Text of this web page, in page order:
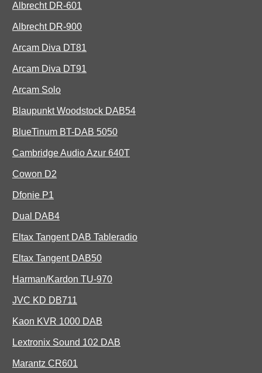
Albrecht DR-601
Albrecht DR-900
Arcam Diva DT81
Arcam Diva DT91
Arcam Solo
Blaupunkt Woodstock DAB54
BlueTinum BT-DAB 5050
Cambridge Audio Azur 640T
Cowon D2
Dfonie P1
Dual DAB4
Eltax Tangent DAB Tableradio
Eltax Tangent DAB50
Harman/Kardon TU-970
JVC KD DB711
Kaon KVR 1000 DAB
Lextronix Sound 102 DAB
Marantz CR601